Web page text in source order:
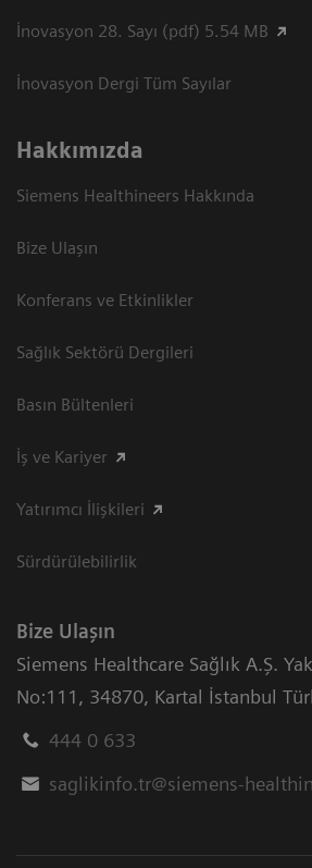
İnovasyon 28. Sayı (pdf) 5.54 MB
İnovasyon Dergi Tüm Sayılar
Hakkımızda
Siemens Healthineers Hakkında
Bize Ulaşın
Konferans ve Etkinlikler
Sağlık Sektörü Dergileri
Basın Bültenleri
İş ve Kariyer
Yatırımcı İlişkileri
Sürdürülebilirlik
Bize Ulaşın
Siemens Healthcare Sağlık A.Ş.
No:111 , 34870, Kartal İstanbul
444 0 633
saglikinfo.tr@siemens-